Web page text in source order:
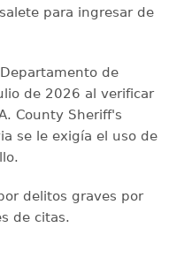
para ingresar de
de
de 2026 al verificar
County Sheriff's
se le exigía el uso de
delitos graves por
de citas.